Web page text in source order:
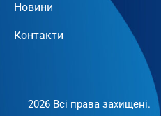
Новини
Контакти
2026 Всі права захищені.